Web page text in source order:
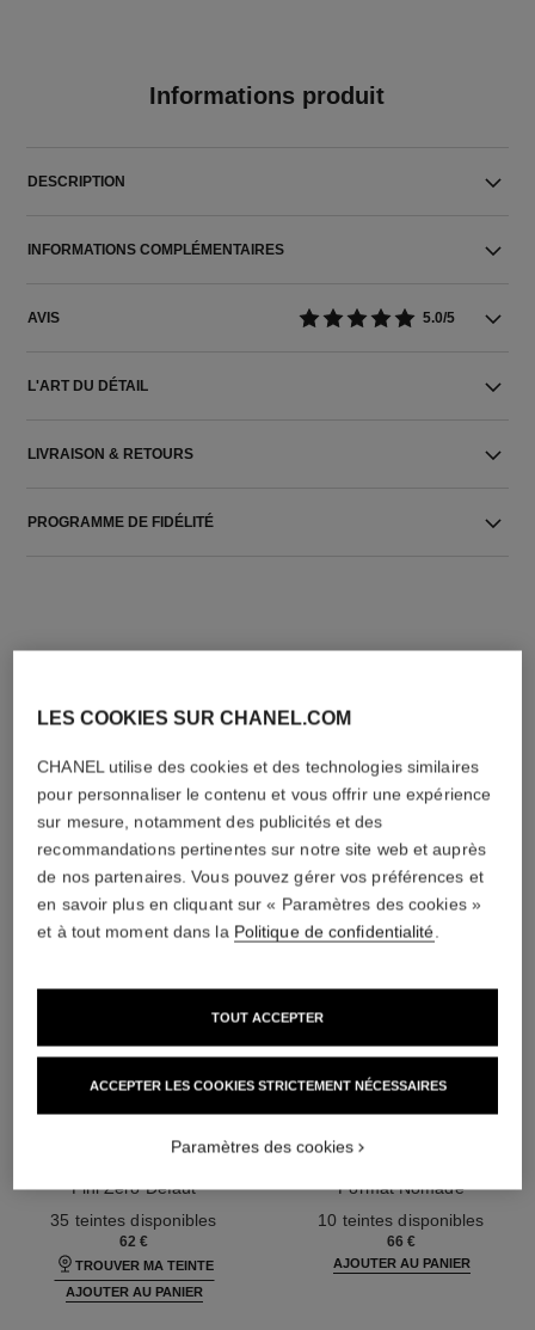
Informations produit
DESCRIPTION
INFORMATIONS COMPLÉMENTAIRES
AVIS 5.0/5
L'ART DU DÉTAIL
LIVRAISON & RETOURS
PROGRAMME DE FIDÉLITÉ
ultra le teint fluide
Fini Zéro Défaut
35 teintes disponibles
62 €
TROUVER MA TEINTE
AJOUTER AU PANIER
poudre universelle libre
Format Nomade
10 teintes disponibles
66 €
AJOUTER AU PANIER
LES COOKIES SUR CHANEL.COM
CHANEL utilise des cookies et des technologies similaires
pour personnaliser le contenu et vous offrir une expérience
sur mesure, notamment des publicités et des
recommandations pertinentes sur notre site web et auprès
de nos partenaires. Vous pouvez gérer vos préférences et
en savoir plus en cliquant sur « Paramètres des cookies »
et à tout moment dans la Politique de confidentialité
ACCEPTER LES COOKIES STRICTEMENT NÉCESSAIRES
TOUT ACCEPTER
Paramètres des cookies